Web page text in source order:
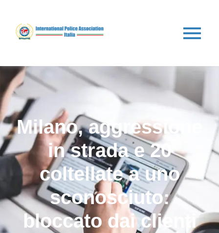
Milano, aggressione
in strada e 20
coltellate a uno
sconosciuto:
bloccato dai clienti